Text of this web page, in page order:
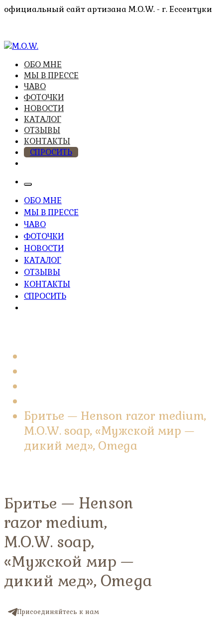
Перейти
официальный сайт артизана M.O.W. - г. Ессентуки
M.O.W.
высочайшее качество из натуральных компонентов
ОБО МНЕ
МЫ В ПРЕССЕ
ЧАВО
ФОТОЧКИ
НОВОСТИ
КАТАЛОГ
ОТЗЫВЫ
КОНТАКТЫ
СПРОСИТЬ
ОБО МНЕ
МЫ В ПРЕССЕ
ЧАВО
ФОТОЧКИ
НОВОСТИ
КАТАЛОГ
ОТЗЫВЫ
КОНТАКТЫ
СПРОСИТЬ
Бритье — Henson razor medium,
M.O.W. soap, «Мужской мир —
дикий мед», Omega
Бритье — Henson
razor medium,
M.O.W. soap,
«Мужской мир —
дикий мед», Omega
Присоединяйтесь к нам